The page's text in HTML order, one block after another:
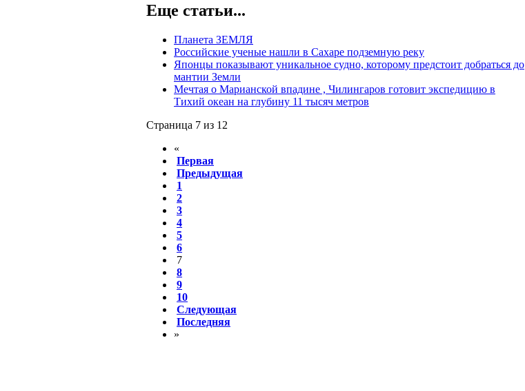
Еще статьи...
Планета ЗЕМЛЯ
Российские ученые нашли в Сахаре подземную реку
Японцы показывают уникальное судно, которому предстоит добраться до
мантии Земли
Мечтая о Марианской впадине , Чилингаров готовит экспедицию в
Тихий океан на глубину 11 тысяч метров
Страница 7 из 12
«
Первая
Предыдущая
1
2
3
4
5
6
7
8
9
10
Следующая
Последняя
»